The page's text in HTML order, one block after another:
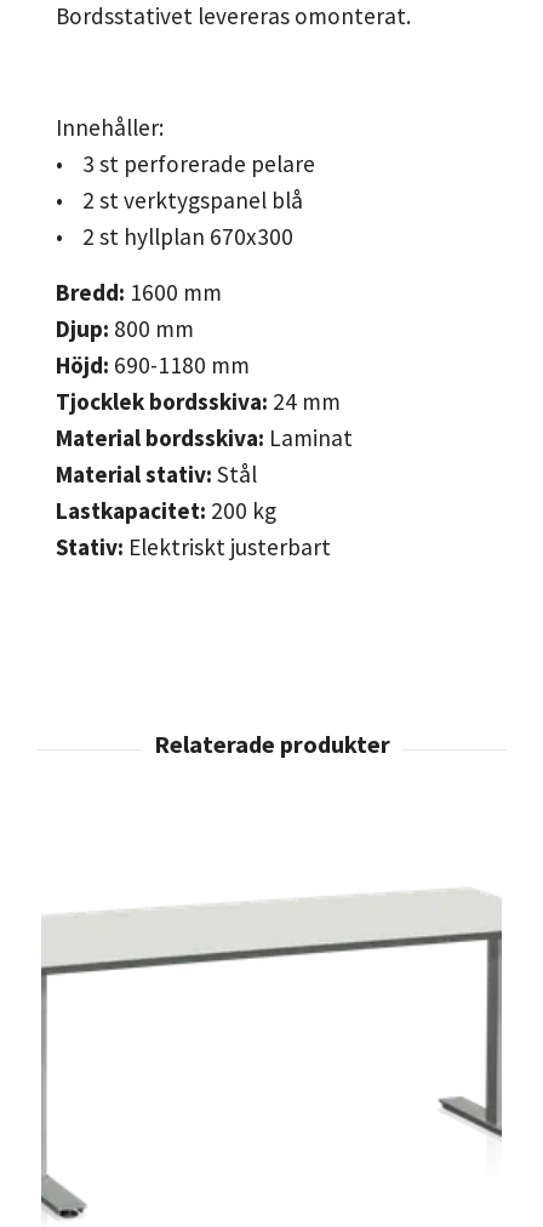
Bordsstativet levereras omonterat.
Innehåller:
• 3 st perforerade pelare
• 2 st verktygspanel blå
• 2 st hyllplan 670x300
Bredd: 1600 mm
Djup: 800 mm
Höjd: 690-1180 mm
Tjocklek bordsskiva: 24 mm
Material bordsskiva: Laminat
Material stativ: Stål
Lastkapacitet: 200 kg
Stativ: Elektriskt justerbart